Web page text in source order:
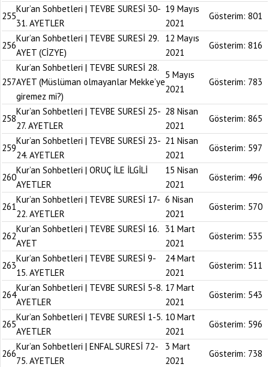
255
Kur’an Sohbetleri | TEVBE SURESİ 30-
31. AYETLER
19 Mayıs
2021
Gösterim: 801
256
Kur’an Sohbetleri | TEVBE SURESİ 29.
AYET (CİZYE)
12 Mayıs
2021
Gösterim: 816
257
Kur’an Sohbetleri | TEVBE SURESİ 28.
AYET (Müslüman olmayanlar Mekke’ye
giremez mi?)
5 Mayıs
2021
Gösterim: 783
258
Kur’an Sohbetleri | TEVBE SURESİ 25-
27. AYETLER
28 Nisan
2021
Gösterim: 865
259
Kur’an Sohbetleri | TEVBE SURESİ 23-
24. AYETLER
21 Nisan
2021
Gösterim: 597
260
Kur’an Sohbetleri | ORUÇ İLE İLGİLİ
AYETLER
15 Nisan
2021
Gösterim: 496
261
Kur’an Sohbetleri | TEVBE SURESİ 17-
22. AYETLER
6 Nisan
2021
Gösterim: 570
262
Kur’an Sohbetleri | TEVBE SURESİ 16.
AYET
31 Mart
2021
Gösterim: 535
263
Kur’an Sohbetleri | TEVBE SURESİ 9-
15. AYETLER
24 Mart
2021
Gösterim: 511
264
Kur’an Sohbetleri | TEVBE SURESİ 5-8.
AYETLER
17 Mart
2021
Gösterim: 543
265
Kur’an Sohbetleri | TEVBE SURESİ 1-5.
AYETLER
10 Mart
2021
Gösterim: 596
266
Kur’an Sohbetleri | ENFAL SURESİ 72-
75. AYETLER
3 Mart
2021
Gösterim: 738